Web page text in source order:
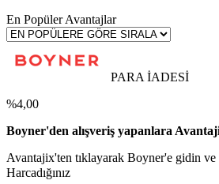
En Popüler Avantajlar
PARA İADESİ
%4,00
Boyner'den alışveriş yapanlara
Avantajix'ten tıklayarak Boyner'e gidin ve
Harcadığınız